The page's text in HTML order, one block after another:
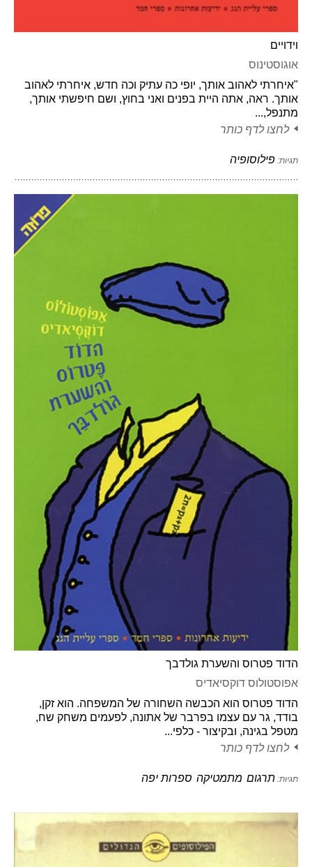
וידויים
אוגוסטינוס
"איחרתי לאהוב אותך, יופי כה עתיק וכה חדש, איחרתי לאהוב
אותך. ראה, אתה היית בפנים ואני בחוץ, ושם חיפשתי אותך,
מתנפל,...
לחצו לדף כותר
תגיות: פילוסופיה
הדוד פטרוס והשערת גולדבך
אפוסטולוס דוקסיאדיס
הדוד פטרוס הוא הכבשה השחורה של המשפחה. הוא זקן,
בודד, גר עם עצמו בפרבר של אתונה, לפעמים משחק שח,
מטפל בגינה, ובקיצור - כלפי...
לחצו לדף כותר
תגיות: תרגום מתמטיקה ספרות יפה